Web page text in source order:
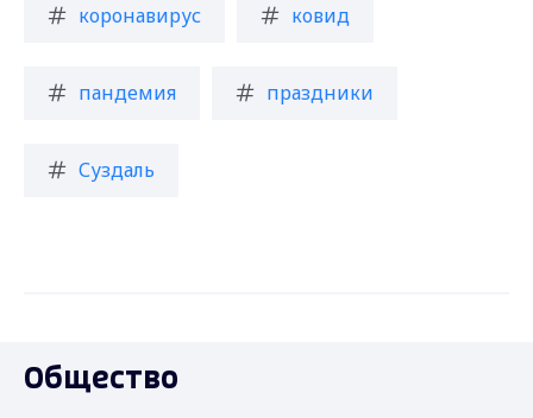
коронавирус ковид
пандемия праздники
Суздаль
Общество